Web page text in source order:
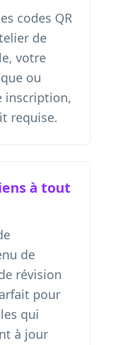
codes QR
de
votre
ou
inscription,
requise.
à tout
de
révision
pour
qui
à jour